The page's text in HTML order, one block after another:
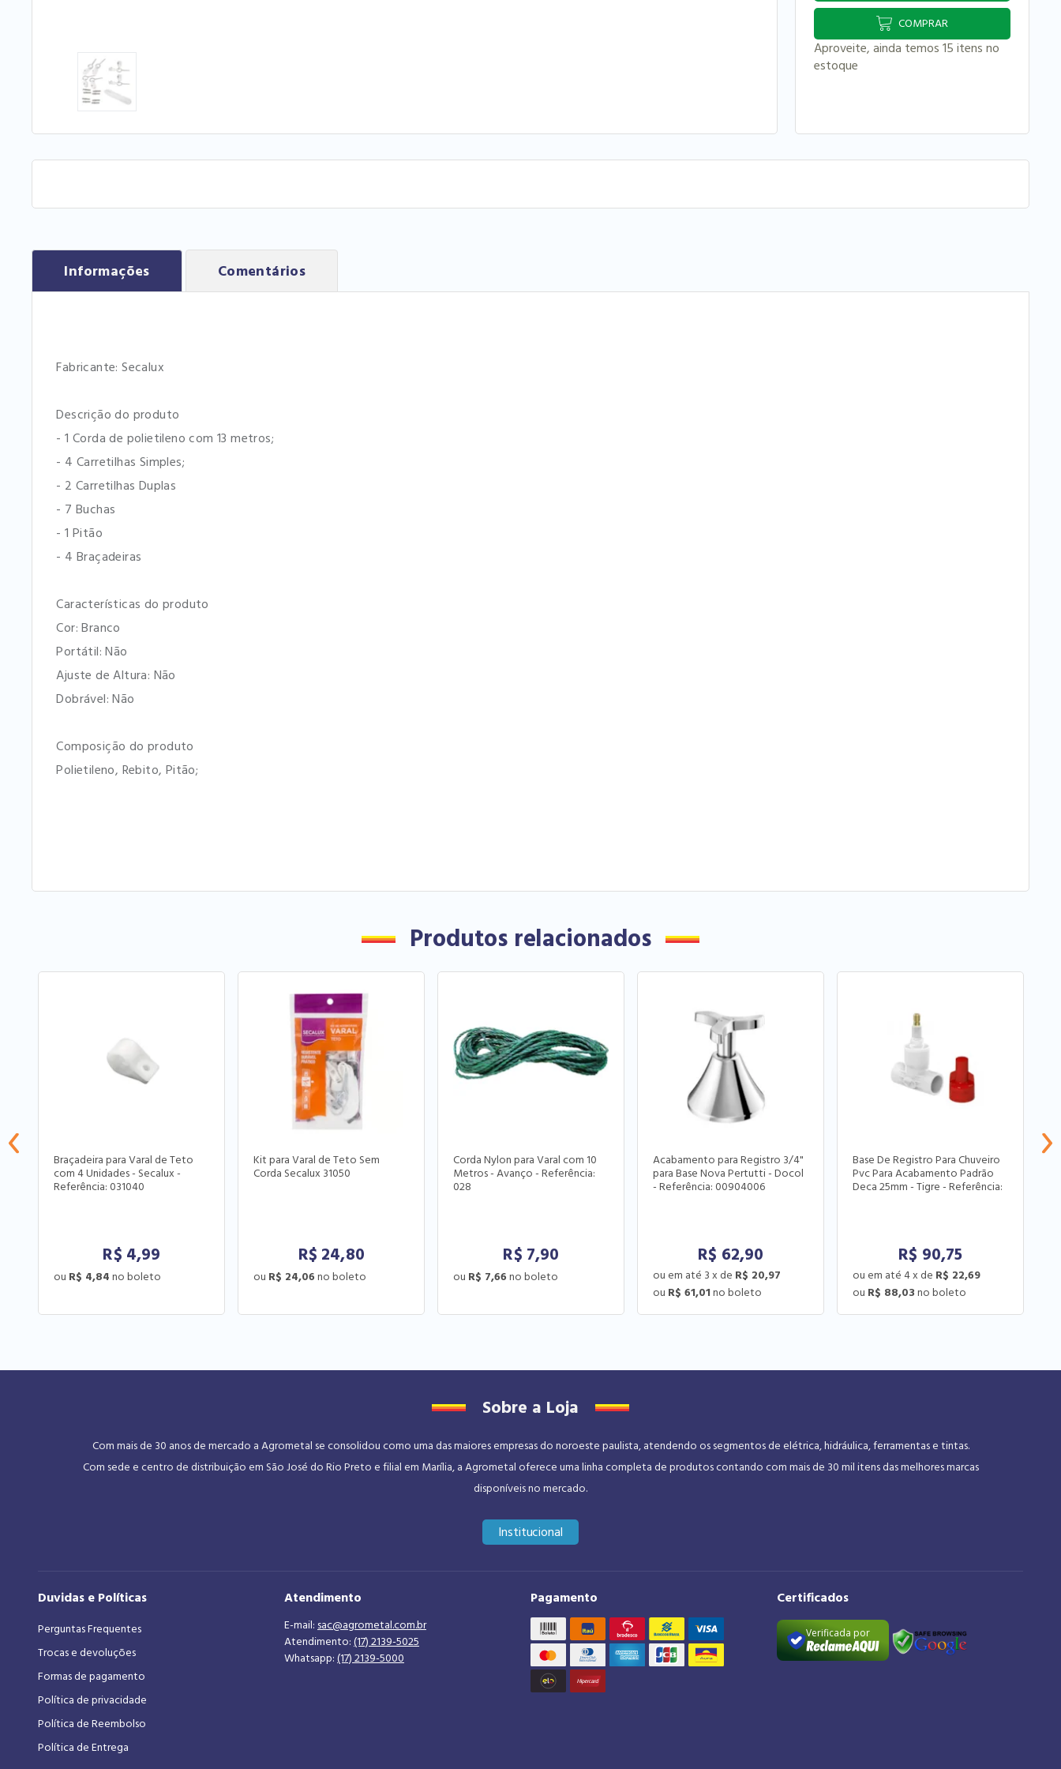
COMPRAR
Aproveite, ainda temos 15 itens no
estoque
Informações Comentários
Fabricante: Secalux
Descrição do produto
- 1 Corda de polietileno com 13 metros;
- 4 Carretilhas Simples;
- 2 Carretilhas Duplas
- 7 Buchas
- 1 Pitão
- 4 Braçadeiras
Características do produto
Cor: Branco
Portátil: Não
Ajuste de Altura: Não
Dobrável: Não
Composição do produto
Polietileno, Rebito, Pitão;
Produtos relacionados
Braçadeira para Varal de Teto
com 4 Unidades - Secalux -
Referência: 031040
R$ 4,99
R$ 4,84
Kit para Varal de Teto Sem
Corda Secalux 31050
R$ 24,80
R$ 24,06
Corda Nylon para Varal com 10
Metros - Avanço - Referência:
028
R$ 7,90
R$ 7,66
Acabamento para Registro 3/4"
para Base Nova Pertutti - Docol
- Referência: 00904006
R$ 62,90
3 x de R$ 20,97
R$ 61,01
Base De Registro Para Chuveiro
Pvc Para Acabamento Padrão
Deca 25mm - Tigre - Referência:
R$ 90,75
4x de R$ 22,69
R$ 88,03
Sobre a Loja
Com mais de 30 anos de mercado a Agrometal se consolidou como uma das maiores empresas do noroeste paulista, atendendo os segmentos de elétrica, hidráulica, ferramentas e tintas.
Com sede e centro de distribuição em São José do Rio Preto e filial em Marília, a Agrometal oferece uma linha completa de produtos contando com mais de 30 mil itens das melhores marcas
disponíveis no mercado.
Institucional
Duvidas e Políticas
Perguntas Frequentes
Trocas e devoluções
Formas de pagamento
Política de privacidade
Política de Reembolso
Política de Entrega
Atendimento
E-mail: sac@agrometal.com.br
Atendimento: (17) 2139-5025
Whatsapp: (17) 2139-5000
Pagamento Certificados
Verificada por